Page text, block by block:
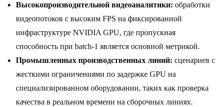
Высокопроизводительной видеоаналитики: обработки
видеопотоков с высоким FPS на фиксированной
инфраструктуре NVIDIA GPU, где пропускная
способность при batch-1 является основной метрикой.
Промышленных производственных линий: сценариев с
жесткими ограничениями по задержке GPU на
специализированном оборудовании, таких как проверка
качества в реальном времени на сборочных линиях.